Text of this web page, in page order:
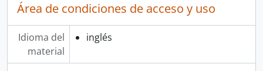
Área de condiciones de acceso y uso
Idioma del
material
inglés